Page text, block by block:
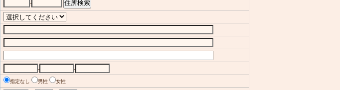
-
- -
指定なし 男性 女性